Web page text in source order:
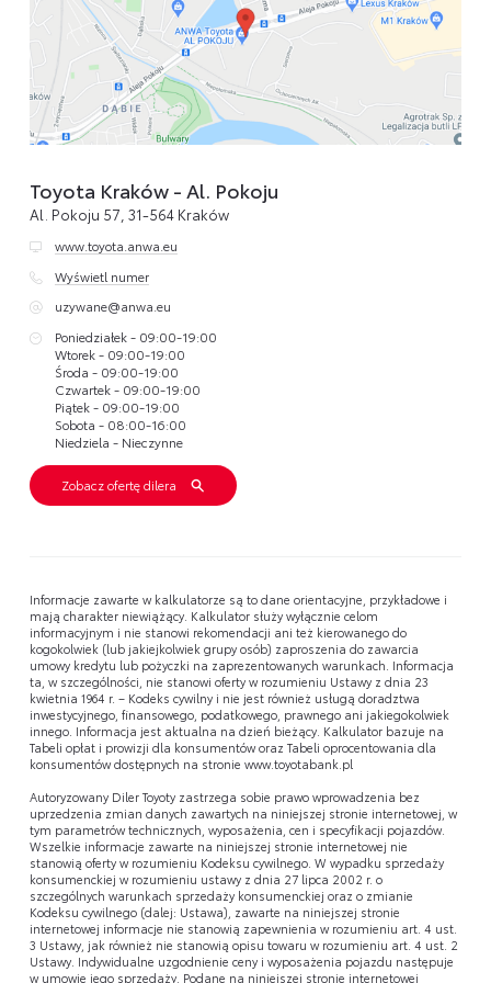
Toyota Kraków - Al. Pokoju
Al. Pokoju 57, 31-564 Kraków
www.toyota.anwa.eu
Wyświetl numer
uzywane@anwa.eu
Poniedziałek - 09:00-19:00
Wtorek - 09:00-19:00
Środa - 09:00-19:00
Czwartek - 09:00-19:00
Piątek - 09:00-19:00
Sobota - 08:00-16:00
Niedziela - Nieczynne
Zobacz ofertę dilera
Informacje zawarte w kalkulatorze są to dane orientacyjne, przykładowe i
mają charakter niewiążący. Kalkulator służy wyłącznie celom
informacyjnym i nie stanowi rekomendacji ani też kierowanego do
kogokolwiek (lub jakiejkolwiek grupy osób) zaproszenia do zawarcia
umowy kredytu lub pożyczki na zaprezentowanych warunkach. Informacja
ta, w szczególności, nie stanowi oferty w rozumieniu Ustawy z dnia 23
kwietnia 1964 r. – Kodeks cywilny i nie jest również usługą doradztwa
inwestycyjnego, finansowego, podatkowego, prawnego ani jakiegokolwiek
innego. Informacja jest aktualna na dzień bieżący. Kalkulator bazuje na
Tabeli opłat i prowizji dla konsumentów oraz Tabeli oprocentowania dla
konsumentów dostępnych na stronie www.toyotabank.pl
Autoryzowany Diler Toyoty zastrzega sobie prawo wprowadzenia bez
uprzedzenia zmian danych zawartych na niniejszej stronie internetowej, w
tym parametrów technicznych, wyposażenia, cen i specyfikacji pojazdów.
Wszelkie informacje zawarte na niniejszej stronie internetowej nie
stanowią oferty w rozumieniu Kodeksu cywilnego. W wypadku sprzedaży
konsumenckiej w rozumieniu ustawy z dnia 27 lipca 2002 r. o
szczególnych warunkach sprzedaży konsumenckiej oraz o zmianie
Kodeksu cywilnego (dalej: Ustawa), zawarte na niniejszej stronie
internetowej informacje nie stanowią zapewnienia w rozumieniu art. 4 ust.
3 Ustawy, jak również nie stanowią opisu towaru w rozumieniu art. 4 ust. 2
Ustawy. Indywidualne uzgodnienie ceny i wyposażenia pojazdu następuje
w umowie jego sprzedaży. Podane na niniejszej stronie internetowej